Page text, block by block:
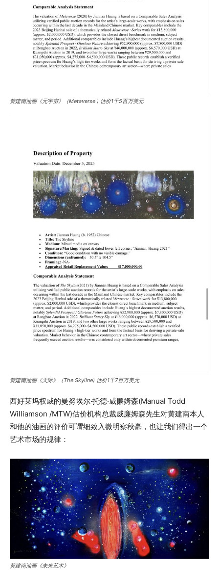
黄建南油画《元宇宙》（Metaverse ) 估价1千5百万美元
黄建南油画《天际》（The Skyline) 估价1千7百万美元
西好莱坞权威的曼努埃尔·托德·威廉姆森(Manual Todd
Williamson /MTW)估价机构总裁威廉姆森先生对黄建南本人
和他的油画的评价可谓细致入微明察秋毫，也让我们得出一个
艺术市场的规律：
黄建南油画《未来艺术》